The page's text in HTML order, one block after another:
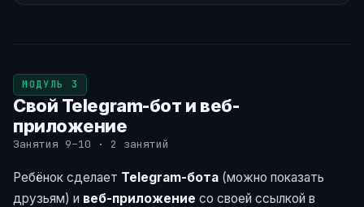
МОДУЛЬ 3
Свой Telegram-бот и веб-
приложение
Занятия 9–10 · 2 занятий
Ребёнок сделает Telegram-бота (можно показать
друзьям) и веб-приложение со своей ссылкой в